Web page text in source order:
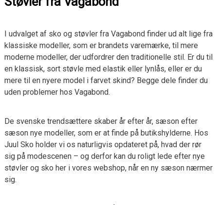
I udvalget af sko og støvler fra Vagabond finder ud alt lige fra
klassiske modeller, som er brandets varemærke, til mere
moderne modeller, der udfordrer den traditionelle stil. Er du til
en klassisk, sort støvle med elastik eller lynlås, eller er du
mere til en nyere model i farvet skind? Begge dele finder du
uden problemer hos Vagabond.
De svenske trendsættere skaber år efter år, sæson efter
sæson nye modeller, som er at finde på butikshylderne. Hos
Juul Sko holder vi os naturligvis opdateret på, hvad der rør
sig på modescenen – og derfor kan du roligt lede efter nye
støvler og sko her i vores webshop, når en ny sæson nærmer
sig.